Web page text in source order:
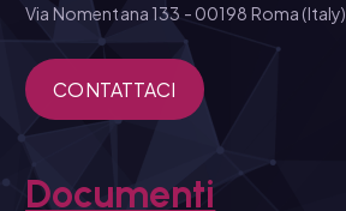
Via Nomentana 133 - 00198 Roma (Italy)
CONTATTACI
Documenti